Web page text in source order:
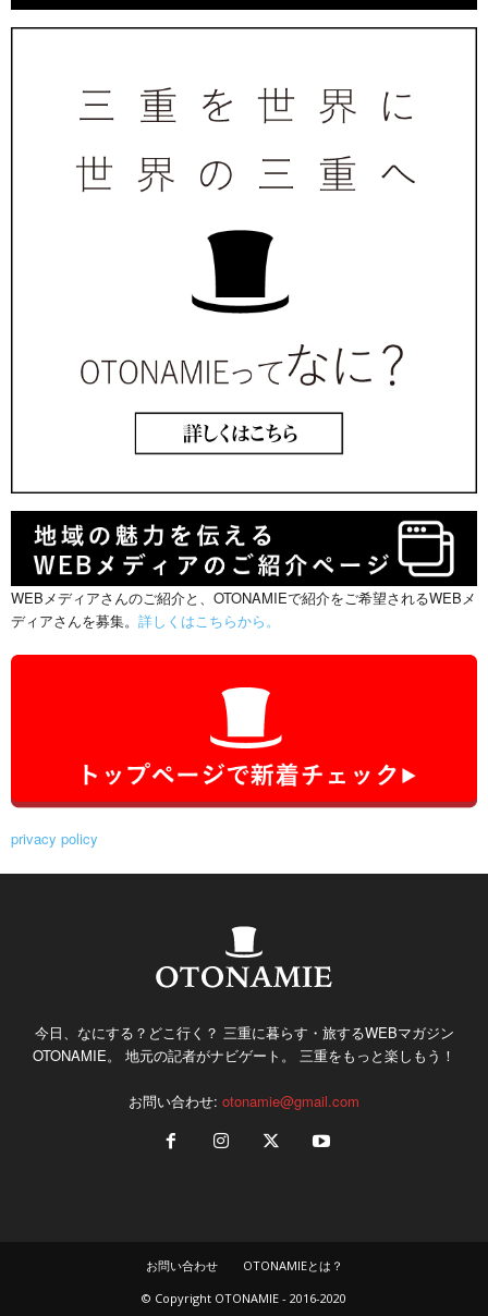
WEBメディアさんのご紹介と、OTONAMIEで紹介をご希望されるWEBメ
ディアさんを募集。 詳しくはこちらから。
privacy policy
今日、なにする？どこ行く？ 三重に暮らす・旅するWEBマガジン
OTONAMIE。 地元の記者がナビゲート。 三重をもっと楽しもう！
お問い合わせ: otonamie@gmail.com
お問い合わせ
OTONAMIEとは？
© Copyright OTONAMIE - 2016-2020